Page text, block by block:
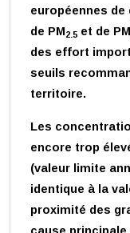
européennes
de PM2.5 et de PM
des effort
seuils
territoire.
Les
encore trop
(valeur limite
identique à la
proximité des
cause